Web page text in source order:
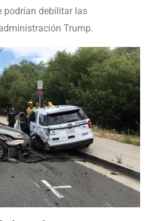
podrían debilitar las
Trump.